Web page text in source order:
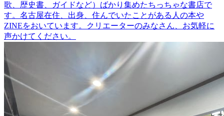
歌、歴史書、ガイドなど）ばかり集めたちっちゃな書店で
す。名古屋在住、出身、住んでいたことがある人の本や
ZINEをおいています。クリエーターのみなさん、お気軽に
声かけてください。